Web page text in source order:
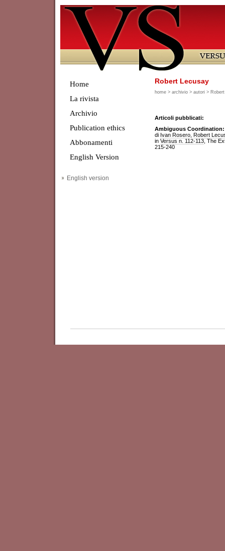
Home
La rivista
Archivio
Publication ethics
Abbonamenti
English Version
English version
Robert Lecusay
home > archivio > autori >
Articoli pubblicati:
Ambiguous Coordination:
di Ivan Rosero Robert
in Versus n. 112-113 , The
215-240